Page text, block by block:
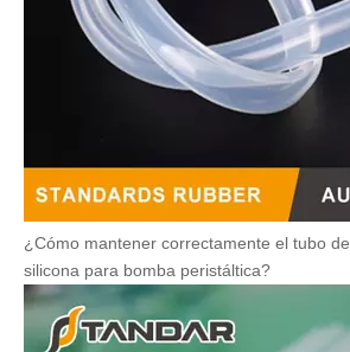
¿Cómo mantener correctamente el tubo de
silicona para bomba peristáltica?